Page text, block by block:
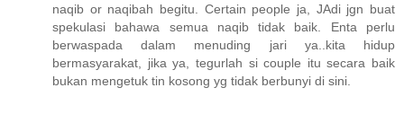
naqib or naqibah begitu. Certain people ja, JAdi jgn buat
spekulasi bahawa semua naqib tidak baik. Enta perlu
berwaspada dalam menuding jari ya..kita hidup
bermasyarakat, jika ya, tegurlah si couple itu secara baik
bukan mengetuk tin kosong yg tidak berbunyi di sini.